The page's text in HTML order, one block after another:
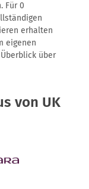
Für 0
erhalten
eigenen
über
von UK